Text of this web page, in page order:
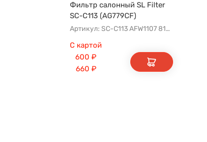
Фильтр салонный SL Filter
SC-C113 (AG779CF)
Артикул: SC-C113 AFW1107 8104400XKZ96A AG779CF
С картой
600 ₽
660 ₽